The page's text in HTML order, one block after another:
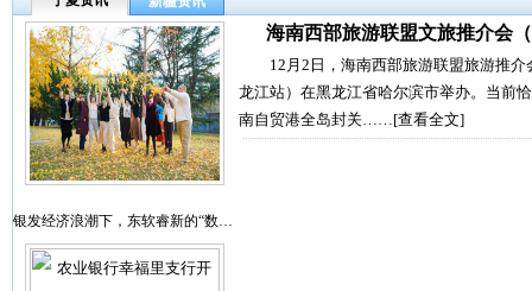
银发经济浪潮下，东软睿新的“数…
海南西部旅游联盟文旅推介会
12月2日，海南西部旅游联盟旅游推介
龙江站）在黑龙江省哈尔滨市举办。当前
南自贸港全岛封关……[查看全文]